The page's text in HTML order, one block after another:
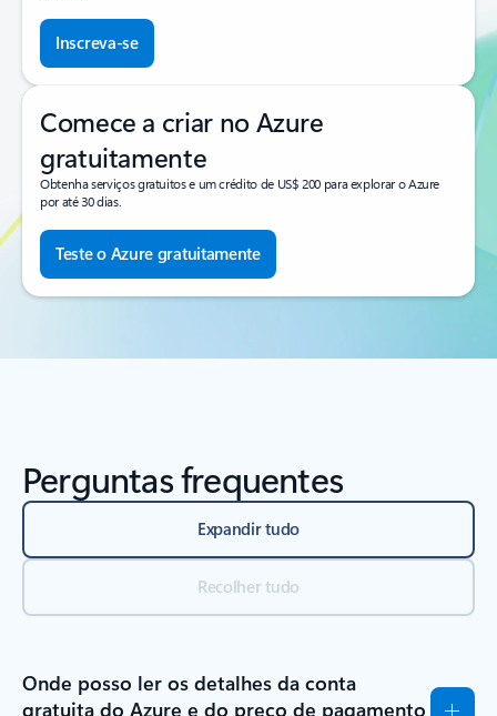
Inscreva-se
Comece a criar no Azure
gratuitamente
Obtenha serviços gratuitos e um crédito de US$ 200 para explorar o Azure
por até 30 dias.
Teste o Azure gratuitamente
Perguntas frequentes
Expandir tudo
Recolher tudo
Onde posso ler os detalhes da conta
gratuita do Azure e do preço de pagamento